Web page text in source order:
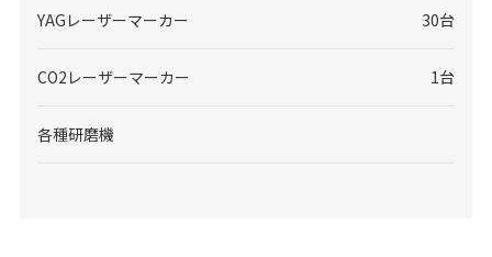
YAGレーザーマーカー 30台
CO2レーザーマーカー 1台
各種研磨機